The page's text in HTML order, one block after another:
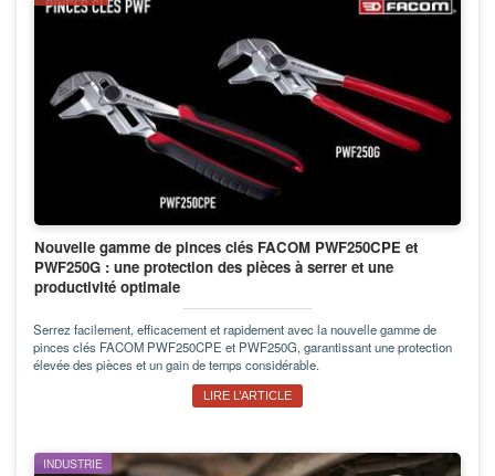
Nouvelle gamme de pinces clés FACOM PWF250CPE et
PWF250G : une protection des pièces à serrer et une
productivité optimale
Serrez facilement, efficacement et rapidement avec la nouvelle gamme de
pinces clés FACOM PWF250CPE et PWF250G, garantissant une protection
élevée des pièces et un gain de temps considérable.
LIRE L’ARTICLE
INDUSTRIE